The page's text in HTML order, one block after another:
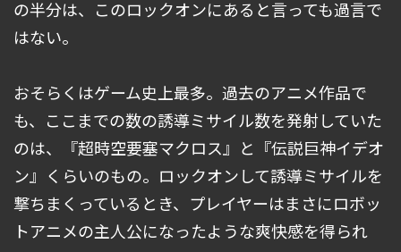
の半分は、このロックオンにあると言っても過言で
はない。
おそらくはゲーム史上最多。過去のアニメ作品で
も、ここまでの数の誘導ミサイル数を発射していた
のは、『超時空要塞マクロス』と『伝説巨神イデオ
ン』くらいのもの。ロックオンして誘導ミサイルを
撃ちまくっているとき、プレイヤーはまさにロボッ
トアニメの主人公になったような爽快感を得られ